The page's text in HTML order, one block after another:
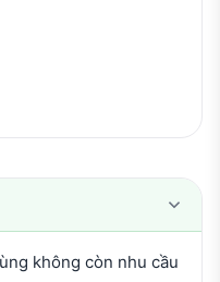
không còn nhu cầu